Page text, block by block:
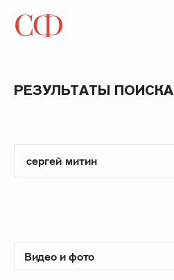
РЕЗУЛЬТАТЫ ПОИСКА